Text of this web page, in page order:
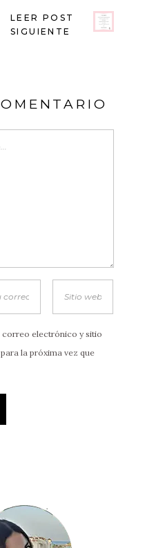
LEER POST
SIGUIENTE
correo electrónico y sitio
la próxima vez que